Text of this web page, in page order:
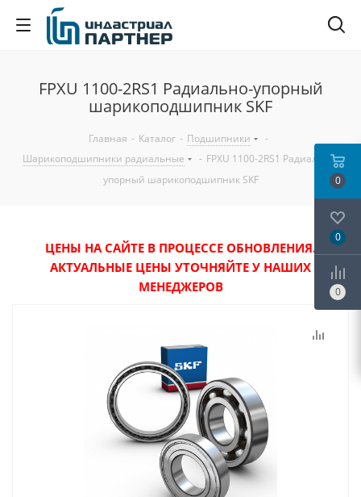
FPXU 1100-2RS1 Радиально-упорный
шарикоподшипник SKF
Главная - Каталог - Подшипники
-
Шарикоподшипники радиальные
- FPXU 1100-2RS1 Радиально-
упорный шарикоподшипник SKF
ЦЕНЫ НА САЙТЕ В ПРОЦЕССЕ ОБНОВЛЕНИЯ.
АКТУАЛЬНЫЕ ЦЕНЫ УТОЧНЯЙТЕ У НАШИХ
МЕНЕДЖЕРОВ
0
0
0